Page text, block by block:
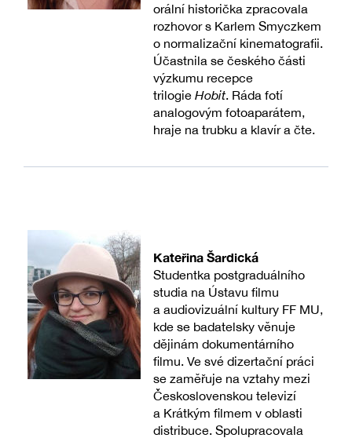
orální historička zpracovala
rozhovor s Karlem Smyczkem
o normalizační kinematografii.
Účastnila se českého části
výzkumu recepce
trilogie Hobit. Ráda fotí
analogovým fotoaparátem,
hraje na trubku a klavír a čte.
Kateřina Šardická
Studentka postgraduálního
studia na Ústavu filmu
a audiovizuální kultury FF MU,
kde se badatelsky věnuje
dějinám dokumentárního
filmu. Ve své dizertační práci
se zaměřuje na vztahy mezi
Československou televizí
a Krátkým filmem v oblasti
distribuce. Spolupracovala